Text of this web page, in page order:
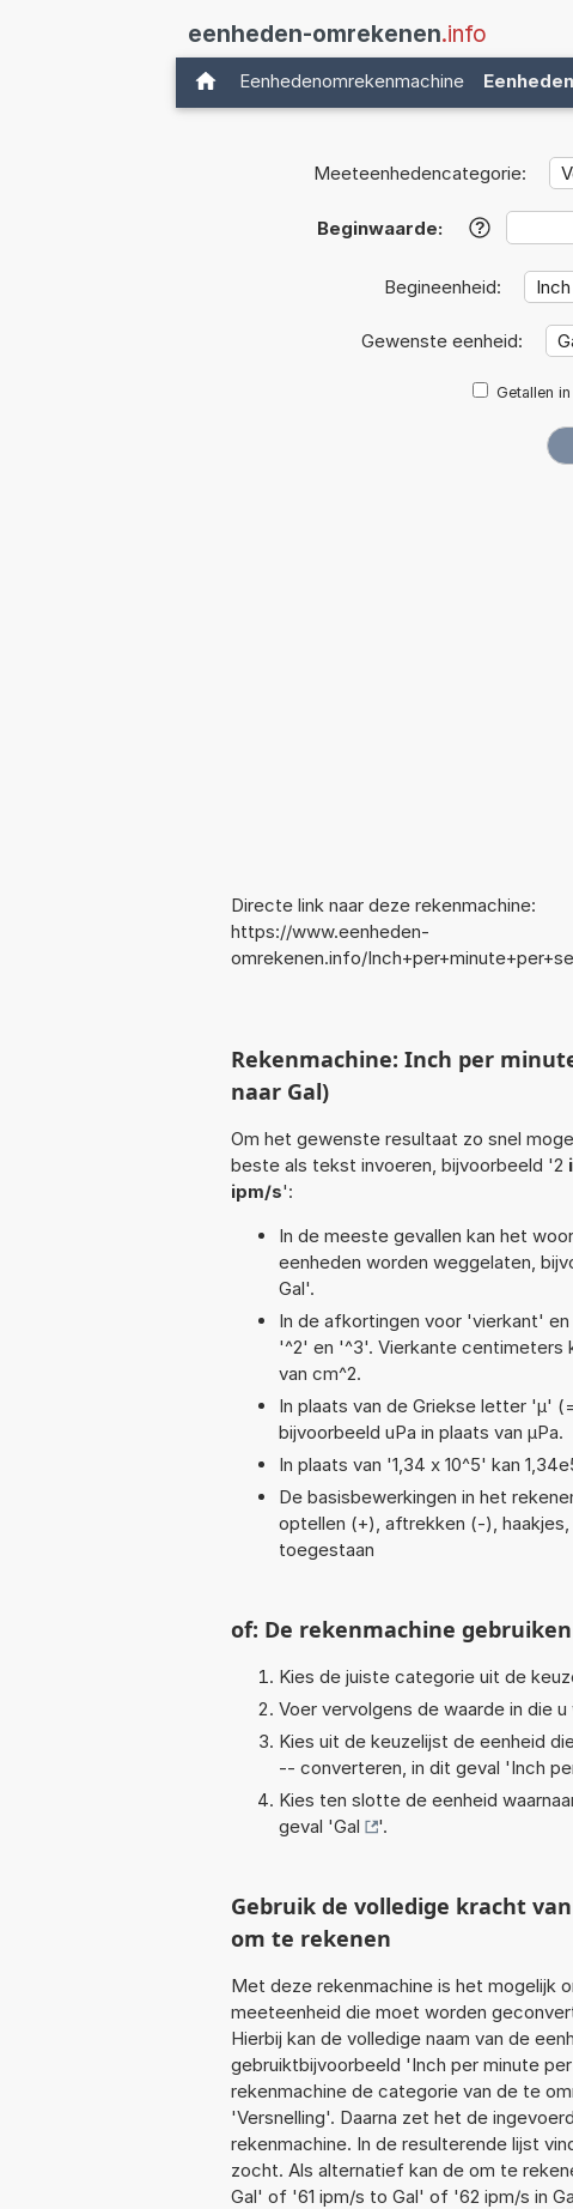
eenheden-omrekenen.info
Eenhedenomrekenmachine
Meeteenhedencategorie:
Beginwaarde: ?
Begineenheid:
Gewenste eenheid:
Getallen
Directe link naar deze rekenmachine:
https://www.eenheden-
omrekenen.info/
Rekenmachine: Inch per
naar Gal)
Om het gewenste resultaat zo snel
beste als tekst invoeren, bijvoorbeeld '2
ipm/s':
In de meeste gevallen kan het
eenheden worden weggelaten,
Gal'.
In de afkortingen voor 'vierkant'
'^2' en '^3'. Vierkante centimeters
van cm^2.
In plaats van de Griekse letter 'µ'
bijvoorbeeld uPa in plaats van µPa.
In plaats van '1,34 x 10^5' kan
De basisbewerkingen in het
optellen (+), aftrekken (-),
toegestaan
of: De rekenmachine
Kies de juiste categorie uit de
Voer vervolgens de waarde in die
Kies uit de keuzelijst de eenheid
-- converteren, in dit geval 'Inch
Kies ten slotte de eenheid
geval 'Gal '.
Gebruik de volledige kracht
om te rekenen
Met deze rekenmachine is het mogelijk
meeteenheid die moet worden
Hierbij kan de volledige naam van de
gebruiktbijvoorbeeld 'Inch per minute
rekenmachine de categorie van de te
'Versnelling'. Daarna zet het de
rekenmachine. In de resulterende lijst
zocht. Als alternatief kan de om te
Gal' of '61 ipm/s to Gal' of '62 ipm/s in